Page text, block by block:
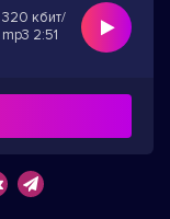
320 кбит/
2:51